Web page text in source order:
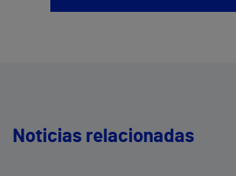
Noticias relacionadas